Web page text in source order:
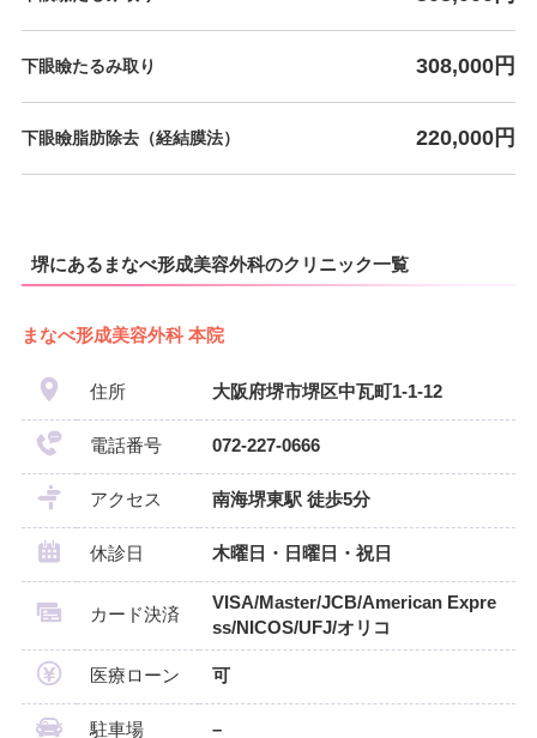
下眼瞼たるみ取り 308,000円
下眼瞼脂肪除去（経結膜法） 220,000円
堺にあるまなべ形成美容外科のクリニック一覧
まなべ形成美容外科 本院
住所 大阪府堺市堺区中瓦町1-1-12
電話番号 072-227-0666
アクセス 南海堺東駅 徒歩5分
休診日 木曜日・日曜日・祝日
カード決済
VISA/Master/JCB/American Expre
ss/NICOS/UFJ/オリコ
医療ローン 可
駐車場 –